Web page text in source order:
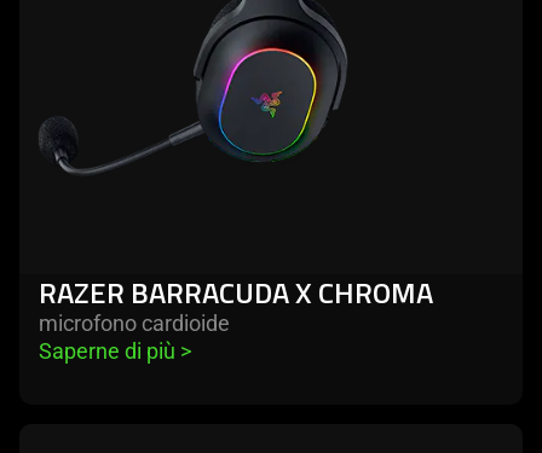
RAZER BARRACUDA X CHROMA
microfono cardioide
Saperne di più >